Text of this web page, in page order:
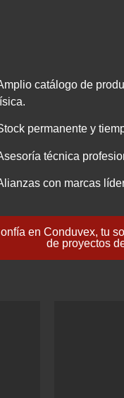
catálogo de
permanente y
técnica
con marcas
en Conduvex, tu
de proyectos